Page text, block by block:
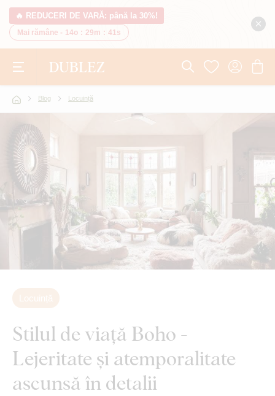
🔥 REDUCERI DE VARĂ: până la 30%!
Mai rămâne - 14o : 29m : 39s
Blog Locuință
Stilul de viață Boho -
Lejeritate și atemporalitate
ascunsă în detalii